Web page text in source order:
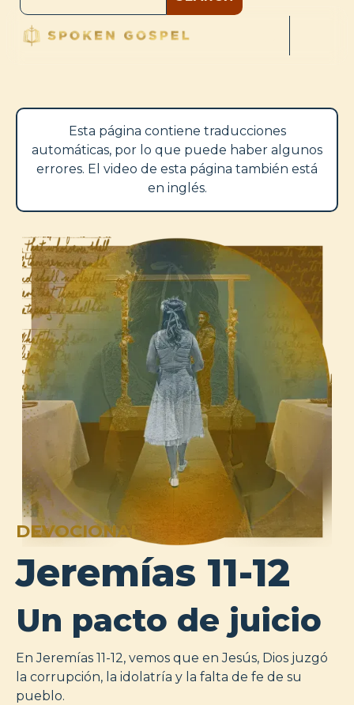
Esta página contiene traducciones
automáticas, por lo que puede haber algunos
errores. El video de esta página también está
en inglés.
DEVOCIONAL
Jeremías 11-12
Un pacto de juicio
En Jeremías 11-12, vemos que en Jesús, Dios juzgó
la corrupción, la idolatría y la falta de fe de su
pueblo.